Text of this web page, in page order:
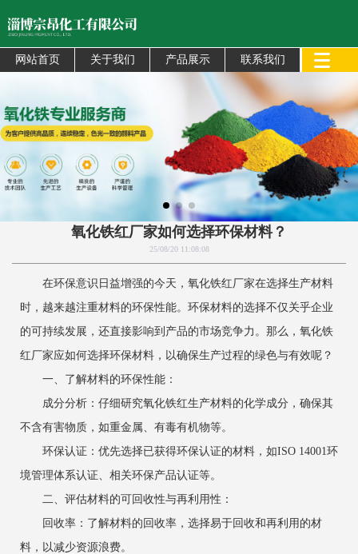
网站首页 关于我们 产品展示 联系我们
氧化铁红厂家如何选择环保材料？
25/08/20 11:08:08
在环保意识日益增强的今天，氧化铁红厂家在选择生产材料
时，越来越注重材料的环保性能。环保材料的选择不仅关乎企业
的可持续发展，还直接影响到产品的市场竞争力。那么，氧化铁
红厂家应如何选择环保材料，以确保生产过程的绿色与有效呢？
‌一、了解材料的环保性能‌：
‌成分分析‌：仔细研究氧化铁红生产材料的化学成分，确保其
不含有害物质，如重金属、有毒有机物等。
‌环保认证‌：优先选择已获得环保认证的材料，如ISO 14001环
境管理体系认证、相关环保产品认证等。
‌二、评估材料的可回收性与再利用性‌：
‌回收率‌：了解材料的回收率，选择易于回收和再利用的材
料，以减少资源浪费。